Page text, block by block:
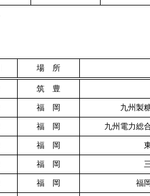
場 所
筑 豊
福 岡 九州製
福 岡 九州電力総
福 岡
福 岡
福 岡 福